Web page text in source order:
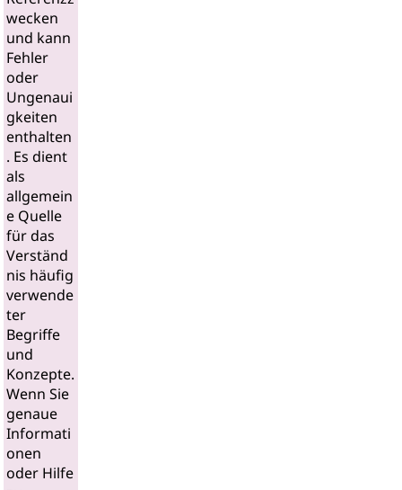
wecken
und kann
Fehler
oder
Ungenaui
gkeiten
enthalten
. Es dient
als
allgemein
e Quelle
für das
Verständ
nis häufig
verwende
ter
Begriffe
und
Konzepte.
Wenn Sie
genaue
Informati
onen
oder Hilfe